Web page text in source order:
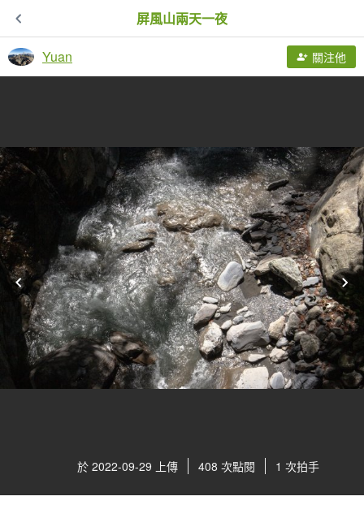
屏風山兩天一夜
Yuan 關注他
於 2022-09-29 上傳 408 次點閱 1 次拍手